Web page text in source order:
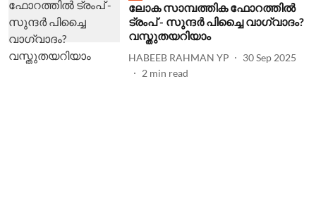
ലോക സാമ്പത്തിക ഫോറത്തിൽ
ട്രംപ് - സുന്ദർ പിച്ചൈ വാഗ്വാദം?
വസ്തുതയറിയാം
HABEEB RAHMAN YP
30 Sep 2025
2 min read